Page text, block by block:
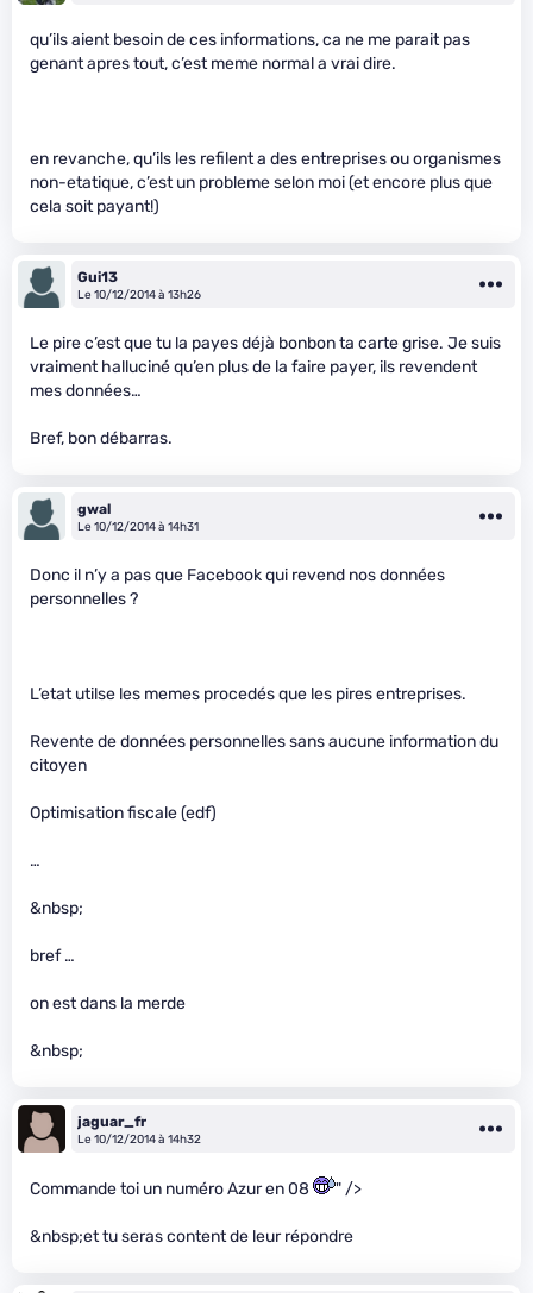
qu’ils aient besoin de ces informations, ca ne me parait pas
genant apres tout, c’est meme normal a vrai dire.
en revanche, qu’ils les refilent a des entreprises ou organismes
non-etatique, c’est un probleme selon moi (et encore plus que
cela soit payant!)
Gui13
Le 10/12/2014 à 13h26
Le pire c’est que tu la payes déjà bonbon ta carte grise. Je suis
vraiment halluciné qu’en plus de la faire payer, ils revendent
mes données…
Bref, bon débarras.
gwal
Le 10/12/2014 à 14h31
Donc il n’y a pas que Facebook qui revend nos données
personnelles ?
L’etat utilse les memes procedés que les pires entreprises.
Revente de données personnelles sans aucune information du
citoyen
Optimisation fiscale (edf)
…
&nbsp;
bref …
on est dans la merde
&nbsp;
jaguar_fr
Le 10/12/2014 à 14h32
Commande toi un numéro Azur en 08 " />
&nbsp;et tu seras content de leur répondre